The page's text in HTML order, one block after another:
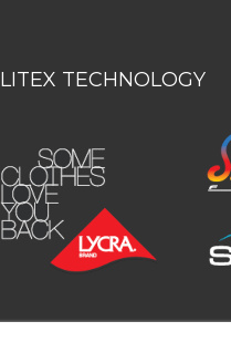
LITEX TECHNOLOGY